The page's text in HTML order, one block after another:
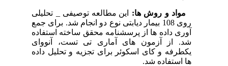
مواد و روش ها:این مطالعه توصیفی _ تحلیلی
روی 108 بیمار دیابتی نوع دو انجام شد. برای جمع
آوری داده ها از پرسشنامه محقق ساخته استفاده
شد. از آزمون های آماری تی تست، آنووای
یکطرفه و کای اسکوئر برای تجزیه و تحلیل داده
ها استفاده شد.